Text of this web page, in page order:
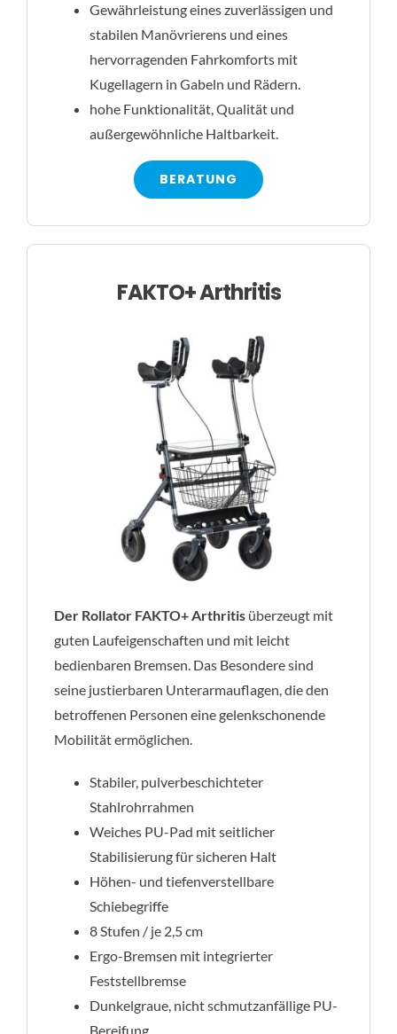
Gewährleistung eines zuverlässigen und
stabilen Manövrierens und eines
hervorragenden Fahrkomforts mit
Kugellagern in Gabeln und Rädern.
hohe Funktionalität, Qualität und
außergewöhnliche Haltbarkeit.
BERATUNG
FAKTO+ Arthritis
Der Rollator FAKTO+ Arthritisüberzeugt mit
guten Laufeigenschaften und mit leicht
bedienbaren Bremsen. Das Besondere sind
seine justierbaren Unterarmauflagen, die den
betroffenen Personen eine gelenkschonende
Mobilität ermöglichen.
Stabiler, pulverbeschichteter
Stahlrohrrahmen
Weiches PU-Pad mit seitlicher
Stabilisierung für sicheren Halt
Höhen- und tiefenverstellbare
Schiebegriffe
8 Stufen / je 2,5 cm
Ergo-Bremsen mit integrierter
Feststellbremse
Dunkelgraue, nicht schmutzanfällige PU-
Bereifung